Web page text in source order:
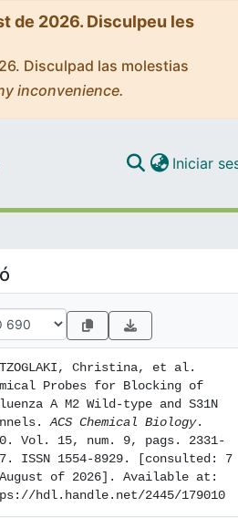
de 2026. Disculpeu les
Disculpad las molestias
inconvenience.
Iniciar
Christina, et al.
Probes for Blocking of
A M2 Wild-type and S31N
ACS Chemical Biology.
Vol. 15, num. 9, pags. 2331-
ISSN 1554-8929. [consulted: 7
of 2026]. Available at:
hdl.handle.net/2445/179010